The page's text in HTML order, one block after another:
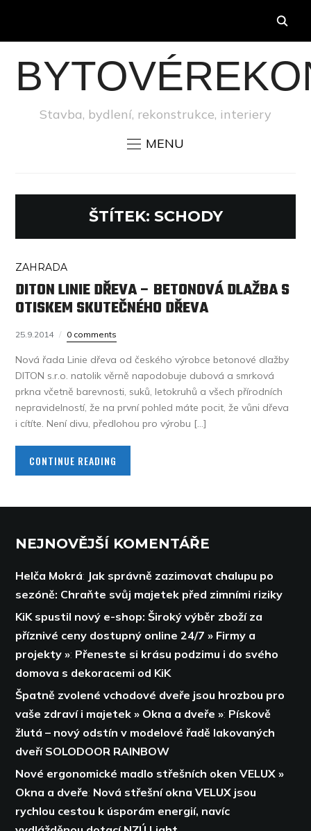
Stavba, bydlení, rekonstrukce, interiery
MENU
ŠTÍTEK: SCHODY
ZAHRADA
DITON LINIE DŘEVA – BETONOVÁ DLAŽBA S
OTISKEM SKUTEČNÉHO DŘEVA
25.9.2014 0 comments
Nová řada Linie dřeva od českého výrobce betonové dlažby
DITON s.r.o. natolik věrně napodobuje dubová a smrková
prkna včetně barevnosti, suků, letokruhů a všech přírodních
nepravidelností, že na první pohled máte pocit, že vůni dřeva
i cítíte. Není divu, předlohou pro výrobu […]
CONTINUE READING
NEJNOVĚJŠÍ KOMENTÁŘE
Helča Mokrá: Jak správně zazimovat chalupu po
sezóně: Chraňte svůj majetek před zimními riziky
KiK spustil nový e-shop: Široký výběr zboží za
příznivé ceny dostupný online 24/7 » Firmy a
projekty »: Přeneste si krásu podzimu i do svého
domova s dekoracemi od KiK
Špatně zvolené vchodové dveře jsou hrozbou pro
vaše zdraví i majetek » Okna a dveře »: Pískově
žlutá – nový odstín v modelové řadě lakovaných
dveří SOLODOOR RAINBOW
Nové ergonomické madlo střešních oken VELUX »
Okna a dveře: Nová střešní okna VELUX jsou
rychlou cestou k úsporám energií, navíc